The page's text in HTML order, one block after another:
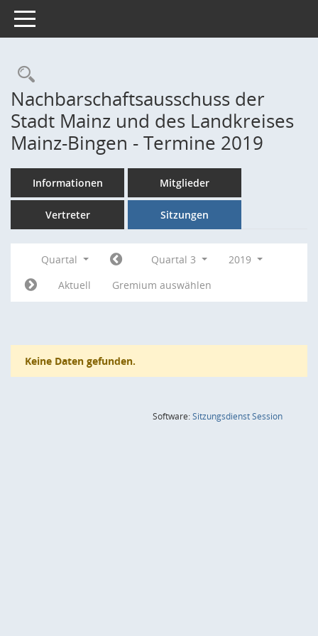
Toggle navigation
Rechercheauswahl
Nachbarschaftsausschuss der
Stadt Mainz und des Landkreises
Mainz-Bingen - Termine 2019
Informationen Mitglieder
Vertreter Sitzungen
Quartal Quartal 3
2019
Aktuell
Gremium auswählen
Keine Daten gefunden.
Software:SitzungsdienstSession(Wird in